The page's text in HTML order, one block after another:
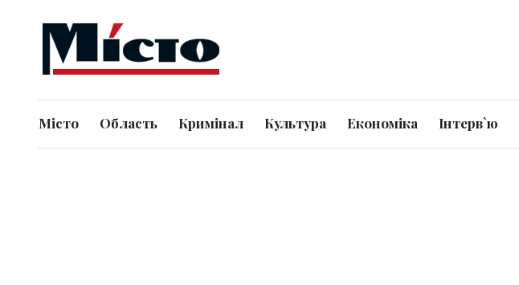
Місто Область Кримінал Культура Економіка Інтерв`ю